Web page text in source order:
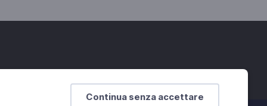
Continua senza accettare